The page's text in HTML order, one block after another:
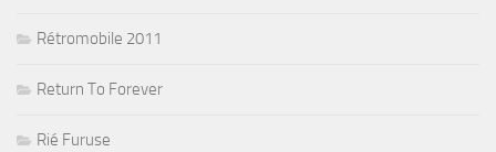
Rétromobile 2011
Return To Forever
Rié Furuse